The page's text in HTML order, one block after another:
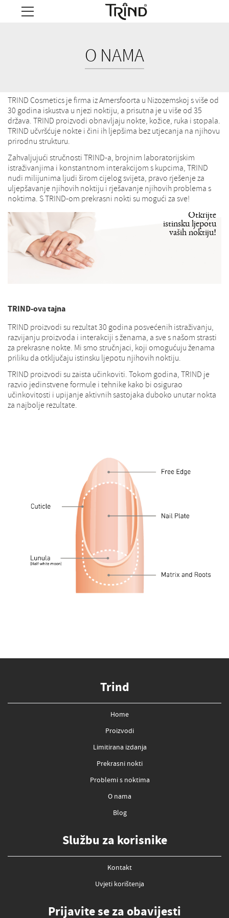
O NAMA
TRIND Cosmetics je firma iz Amersfoorta u Nizozemskoj s više od
30 godina iskustva u njezi noktiju, a prisutna je u više od 35
država. TRIND proizvodi obnavljaju nokte, kožice, ruka i stopala.
TRIND učvršćuje nokte i čini ih ljepšima bez utjecanja na njihovu
prirodnu strukturu.
Zahvaljujući stručnosti TRIND-a, brojnim laboratorijskim
istraživanjima i konstantnom interakcijom s kupcima, TRIND
nudi milijunima ljudi širom cijelog svijeta, pravo rješenje za
uljepšavanje njihovih noktiju i rješavanje njihovih problema s
noktima. S TRIND-om prekrasni nokti su mogući za sve!
Otkrijte
istinsku ljepotu
vaših noktiju!
TRIND-ova tajna
TRIND proizvodi su rezultat 30 godina posvećenih istraživanju,
razvijanju proizvoda i interakciji s ženama, a sve s našom strasti
za prekrasne nokte. Mi smo stručnjaci, koji omogućuju ženama
priliku da otključaju istinsku ljepotu njihovih noktiju.
TRIND proizvodi su zaista učinkoviti. Tokom godina, TRIND je
razvio jedinstvene formule i tehnike kako bi osigurao
učinkovitosti i upijanje aktivnih sastojaka duboko unutar nokta
za najbolje rezultate.
Trind
Home
Proizvodi
Limitirana izdanja
Prekrasni nokti
Problemi s noktima
O nama
Blog
Službu za korisnike
Kontakt
Uvjeti korištenja
Prijavite se za obavijesti